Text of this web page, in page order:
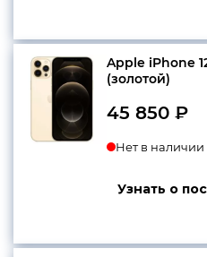
Apple iPhone
(золотой)
45 850 ₽
Нет в наличии
Узнать о